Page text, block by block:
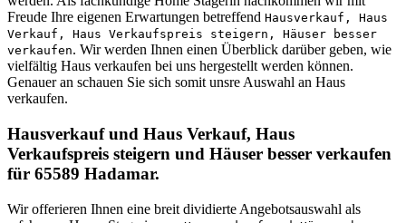
Freude Ihre eigenen Erwartungen betreffend Hausverkauf, Haus
Verkauf, Haus Verkaufspreis steigern, Häuser besser
verkaufen. Wir werden Ihnen einen Überblick darüber geben, wie
vielfältig Haus verkaufen bei uns hergestellt werden können.
Genauer an schauen Sie sich somit unsre Auswahl an Haus
verkaufen.
Hausverkauf und Haus Verkauf, Haus
Verkaufspreis steigern und Häuser besser verkaufen
für 65589 Hadamar.
Wir offerieren Ihnen eine breit dividierte Angebotsauswahl als